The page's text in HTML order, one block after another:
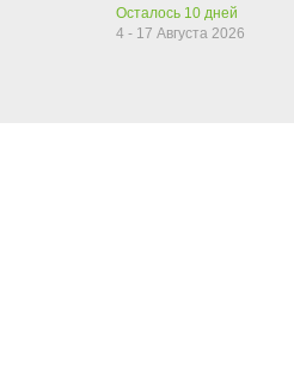
Осталось 10 дней
4 - 17 Августа 2026